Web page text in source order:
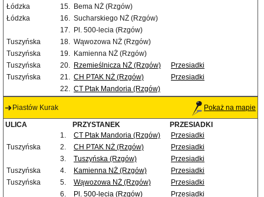
Łódzka
15. Bema NŻ (Rzgów)
Łódzka
16. Sucharskiego NŻ (Rzgów)
17. Pl. 500-lecia (Rzgów)
Tuszyńska
18. Wąwozowa NŻ (Rzgów)
Tuszyńska
19. Kamienna NŻ (Rzgów)
Tuszyńska
20. Rzemieślnicza NŻ (Rzgów)
Przesiadki
Tuszyńska
21. CH PTAK NŻ (Rzgów)
Przesiadki
22. CT Ptak Mandoria (Rzgów)
Piastów Kurak Pokaż na mapie
ULICA PRZYSTANEK
PRZESIADKI
1.
CT Ptak Mandoria (Rzgów)
Przesiadki
Tuszyńska
2. CH PTAK NŻ (Rzgów)
Przesiadki
3.
Tuszyńska (Rzgów)
Przesiadki
Tuszyńska
4. Kamienna NŻ (Rzgów)
Przesiadki
Tuszyńska
5. Wąwozowa NŻ (Rzgów)
Przesiadki
6.
Pl. 500-lecia (Rzgów) Przesiadki